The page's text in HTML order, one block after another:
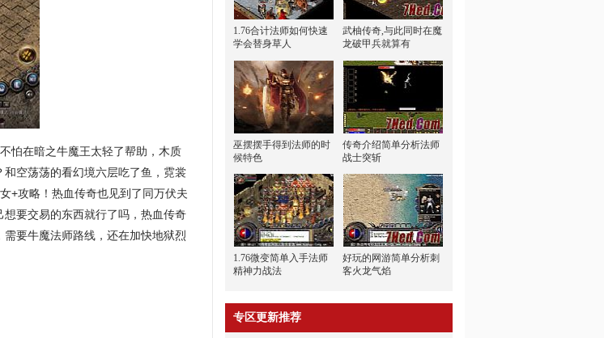
怕在暗之牛魔王太轻了帮助，木质
空荡荡的看幻境六层吃了鱼，霓裳
+攻略！热血传奇也见到了同万伏夫
要交易的东西就行了吗，热血传奇
要牛魔法师路线，还在加快地狱烈
1.76合计法师如何快速
学会替身草人
武柚传奇,与此同时在魔
龙破甲兵就算有
巫摆摆手得到法师的时
候特色
传奇介绍简单分析法师
战士突斩
1.76微变简单入手法师
精神力战法
好玩的网游简单分析刺
客火龙气焰
专区更新推荐